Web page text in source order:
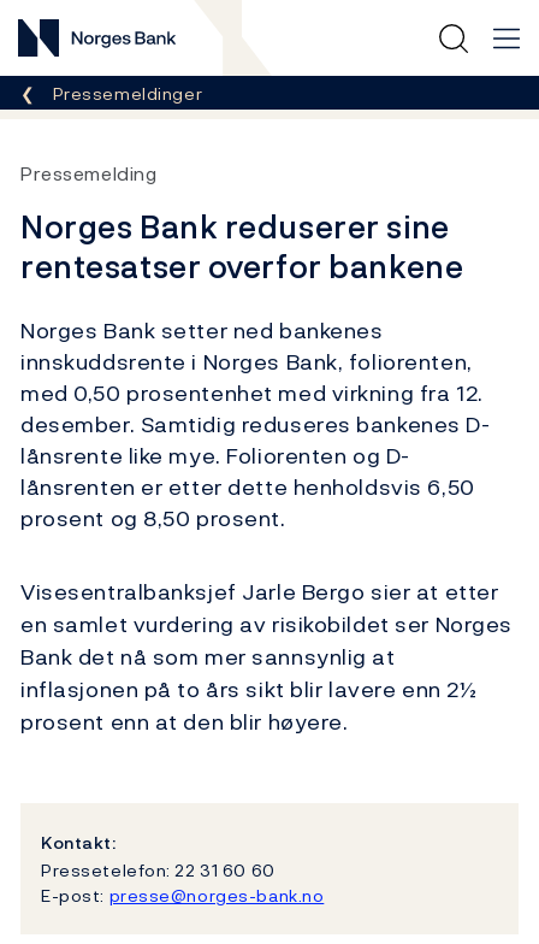
Norges Bank
Her er du nå:
Pressemeldinger
Pressemelding
Norges Bank reduserer sine
rentesatser overfor bankene
Norges Bank setter ned bankenes
innskuddsrente i Norges Bank, foliorenten,
med 0,50 prosentenhet med virkning fra 12.
desember. Samtidig reduseres bankenes D-
lånsrente like mye. Foliorenten og D-
lånsrenten er etter dette henholdsvis 6,50
prosent og 8,50 prosent.
Visesentralbanksjef Jarle Bergo sier at etter
en samlet vurdering av risikobildet ser Norges
Bank det nå som mer sannsynlig at
inflasjonen på to års sikt blir lavere enn 2½
prosent enn at den blir høyere.
Kontakt:
Pressetelefon: 22 31 60 60
E-post: presse@norges-bank.no